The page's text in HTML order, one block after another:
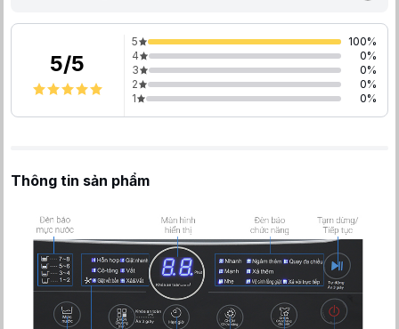
5/5
5 100%
4
0%
3
0%
2
0%
1
0%
Thông tin sản phẩm